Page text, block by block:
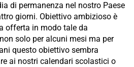
di permanenza nel nostro Paese
giorni. Obiettivo ambizioso è
offerta in modo tale da
solo per alcuni mesi ma per
questo obiettivo sembra
ai nostri calendari scolastici o